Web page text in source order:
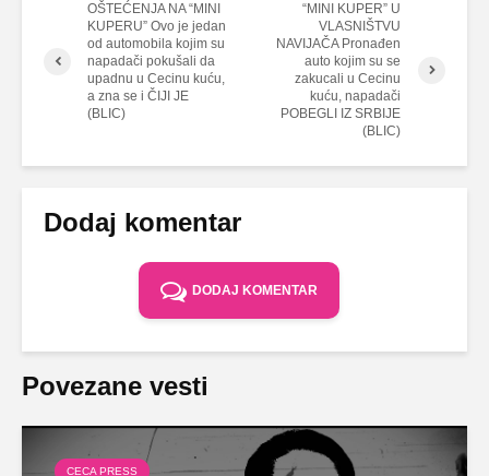
OŠTEĆENJA NA “MINI
KUPERU” Ovo je jedan
od automobila kojim su
napadači pokušali da
upadnu u Cecinu kuću,
a zna se i ČIJI JE
(BLIC)
“MINI KUPER” U
VLASNIŠTVU
NAVIJAČA Pronađen
auto kojim su se
zakucali u Cecinu
kuću, napadači
POBEGLI IZ SRBIJE
(BLIC)
Dodaj komentar
DODAJ KOMENTAR
Povezane vesti
CECA PRESS